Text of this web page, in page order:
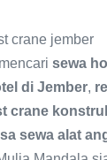
sewa
di Jember,
crane
sewa alat